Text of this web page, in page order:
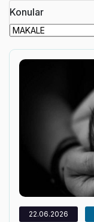
Konular
22.06.2026